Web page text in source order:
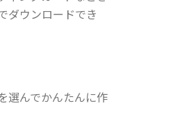
ダウンロードでき
選んでかんたんに作